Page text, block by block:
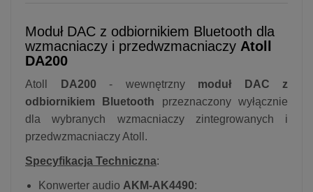
Moduł DAC z odbiornikiem Bluetooth dla
wzmacniaczy i przedwzmacniaczy Atoll
DA200
Atoll DA200 - wewnętrzny moduł DAC z
odbiornikiem Bluetooth przeznaczony wyłącznie
dla wybranych wzmacniaczy zintegrowanych i
przedwzmacniaczy Atoll.
Specyfikacja Techniczna:
Konwerter audio AKM-AK4490: